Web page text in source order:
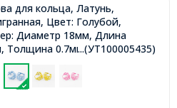
для кольца, Латунь,
Цвет: Голубой,
Диаметр 18мм, Длина
Толщина 0.7мм, Размер
8мм,
...(УТ100005435)